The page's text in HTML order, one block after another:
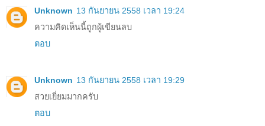
Unknown 13 กันยายน 2558 เวลา 19:24
ความคิดเห็นนี้ถูกผู้เขียนลบ
ตอบ
Unknown 13 กันยายน 2558 เวลา 19:29
สวยเยี่ยมมากครับ
ตอบ